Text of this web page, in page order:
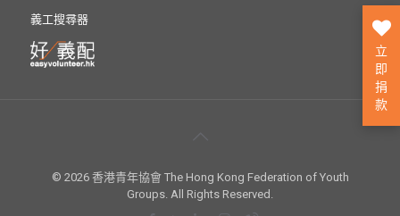
義工搜尋器
© 2026 香港青年協會 The Hong Kong Federation of Youth
Groups. All Rights Reserved.
立
即
捐
款